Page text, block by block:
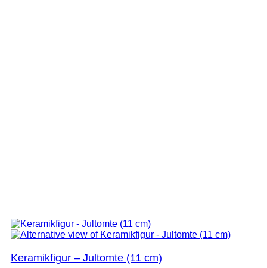
Keramikfigur – Jultomte (11 cm)